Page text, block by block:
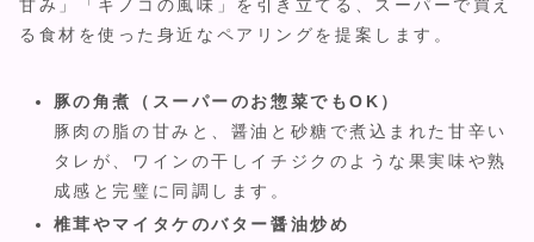
甘み」「キノコの風味」を引き立てる、スーパーで買え
る食材を使った身近なペアリングを提案します。
豚の角煮（スーパーのお惣菜でもOK）
豚肉の脂の甘みと、醤油と砂糖で煮込まれた甘辛い
タレが、ワインの干しイチジクのような果実味や熟
成感と完璧に同調します。
椎茸やマイタケのバター醤油炒め